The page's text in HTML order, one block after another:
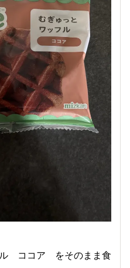
ココア をそのまま食